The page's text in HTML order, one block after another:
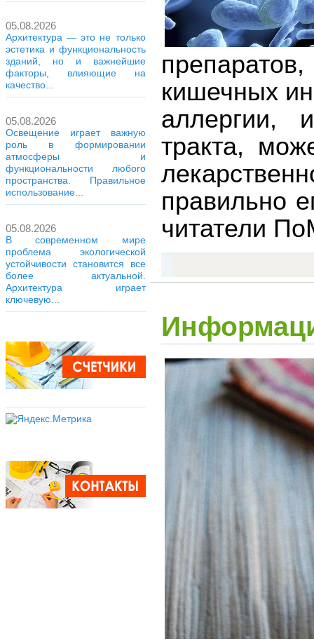
05.08.2026
Архитектура — это не только
эстетика и функциональность
зданий, но и важнейшие
факторы, влияющие на
качество...
05.08.2026
Освещение играет важную
роль в формировании
атмосферы и
функциональности любого
пространства. Правильное
использование...
05.08.2026
В современном мире
проблема экологической
устойчивости становится все
более актуальной.
Архитектура играет
ключевую...
кишечных
аллергии,
тракта,
правильно
читатели